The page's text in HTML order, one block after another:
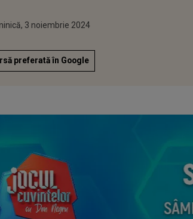
3 noiembrie 2024
preferată în Google